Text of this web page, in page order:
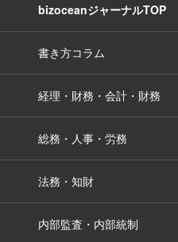
bizoceanジャーナルTOP
書き方コラム
経理・財務・会計・財務
総務・人事・労務
法務・知財
内部監査・内部統制